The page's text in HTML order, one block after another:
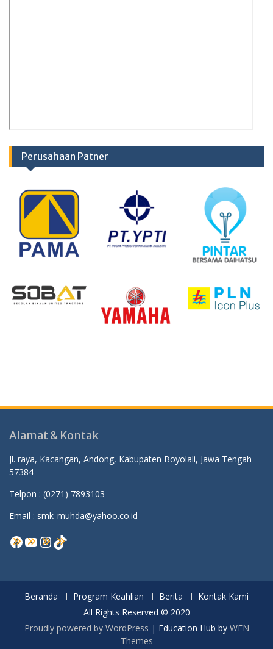
Perusahaan Patner
Alamat & Kontak
Jl. raya, Kacangan, Andong, Kabupaten Boyolali, Jawa Tengah
57384
Telpon : (0271) 7893103
Email : smk_muhda@yahoo.co.id
Facebook
YouTube
Instagram
TikTok
Beranda Program Keahlian Berita
Kontak Kami
All Rights Reserved © 2020
Proudly powered by WordPress | Education Hub by WEN
Themes